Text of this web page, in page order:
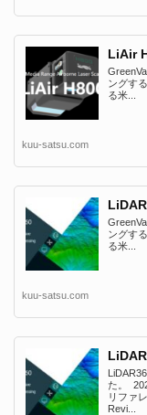
LiAir
ングす
る米...
kuu-satsu.com
ングす
る米...
kuu-satsu.com
た。
リファ
Revi...